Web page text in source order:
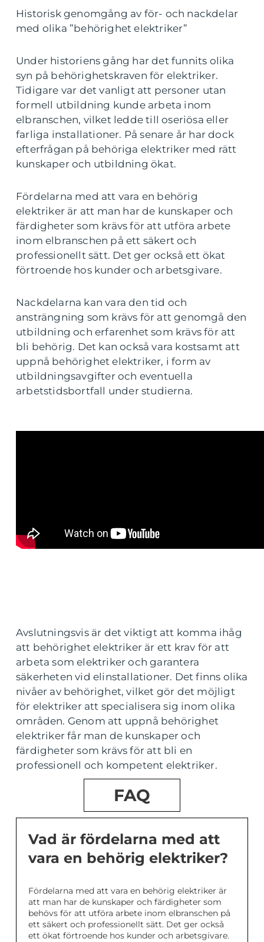
Historisk genomgång av för- och nackdelar
med olika ”behörighet elektriker”
Under historiens gång har det funnits olika
syn på behörighetskraven för elektriker.
Tidigare var det vanligt att personer utan
formell utbildning kunde arbeta inom
elbranschen, vilket ledde till oseriösa eller
farliga installationer. På senare år har dock
efterfrågan på behöriga elektriker med rätt
kunskaper och utbildning ökat.
Fördelarna med att vara en behörig
elektriker är att man har de kunskaper och
färdigheter som krävs för att utföra arbete
inom elbranschen på ett säkert och
professionellt sätt. Det ger också ett ökat
förtroende hos kunder och arbetsgivare.
Nackdelarna kan vara den tid och
ansträngning som krävs för att genomgå den
utbildning och erfarenhet som krävs för att
bli behörig. Det kan också vara kostsamt att
uppnå behörighet elektriker, i form av
utbildningsavgifter och eventuella
arbetstidsbortfall under studierna.
Avslutningsvis är det viktigt att komma ihåg
att behörighet elektriker är ett krav för att
arbeta som elektriker och garantera
säkerheten vid elinstallationer. Det finns olika
nivåer av behörighet, vilket gör det möjligt
för elektriker att specialisera sig inom olika
områden. Genom att uppnå behörighet
elektriker får man de kunskaper och
färdigheter som krävs för att bli en
professionell och kompetent elektriker.
FAQ
Vad är fördelarna med att
vara en behörig elektriker?
Fördelarna med att vara en behörig elektriker är
att man har de kunskaper och färdigheter som
behövs för att utföra arbete inom elbranschen på
ett säkert och professionellt sätt. Det ger också
ett ökat förtroende hos kunder och arbetsgivare.